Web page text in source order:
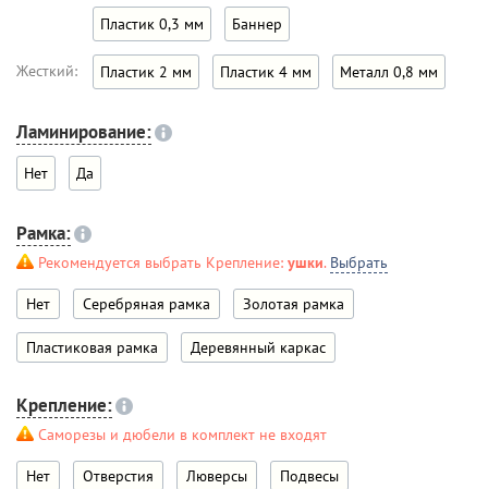
Пластик 0,3 мм Баннер
Жесткий: Пластик 2 мм Пластик 4 мм Металл 0,8 мм
Ламинирование:
Нет Да
Рамка:
Рекомендуется выбрать Крепление: ушки. Выбрать
Нет Серебряная рамка Золотая рамка
Пластиковая рамка Деревянный каркас
Крепление:
Саморезы и дюбели в комплект не входят
Нет Отверстия Люверсы Подвесы